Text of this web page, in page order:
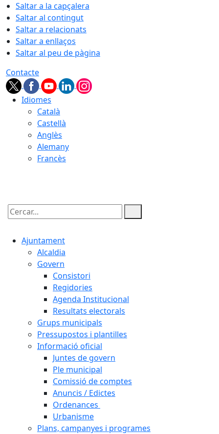
Saltar a la capçalera
Saltar al contingut
Saltar a relacionats
Saltar a enllaços
Saltar al peu de pàgina
Contacte
Idiomes
Català
Castellà
Anglès
Alemany
Francès
Cercar:
Ajuntament
Alcaldia
Govern
Consistori
Regidories
Agenda Institucional
Resultats electorals
Grups municipals
Pressupostos i plantilles
Informació oficial
Juntes de govern
Ple municipal
Comissió de comptes
Anuncis / Edictes
Ordenances
Urbanisme
Plans, campanyes i programes